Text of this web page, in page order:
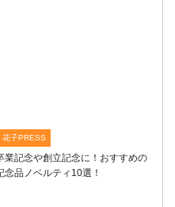
花子PRESS
業記念や創立記念に！おすすめの
念品ノベルティ10選！